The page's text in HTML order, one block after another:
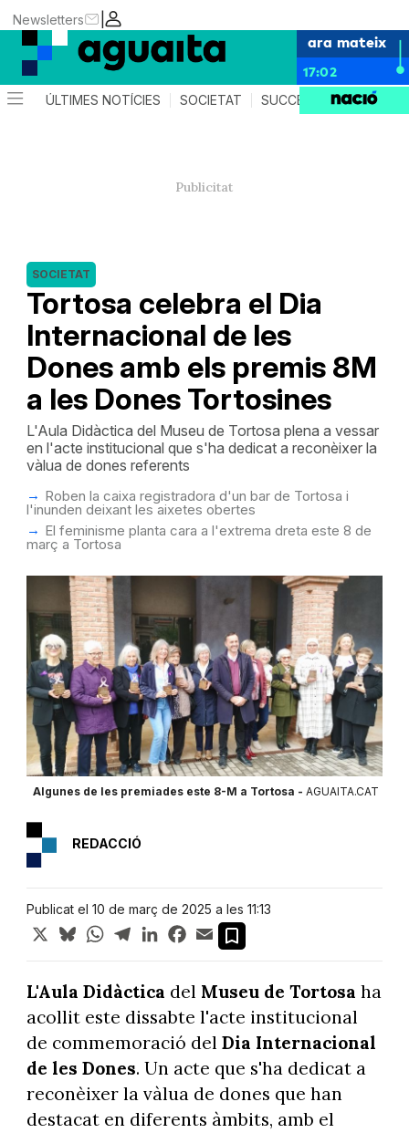
|
Newsletters
ara mateix
17:02
ÚLTIMES NOTÍCIES SOCIETAT SUCCESSOS AGENDA
Tortosa celebra el Dia
Internacional de les
Dones amb els premis 8M
a les Dones Tortosines
SOCIETAT
L'Aula Didàctica del Museu de Tortosa plena a vessar
en l'acte institucional que s'ha dedicat a reconèixer la
vàlua de dones referents
Roben la caixa registradora d'un bar de Tortosa i
l'inunden deixant les aixetes obertes
El feminisme planta cara a l'extrema dreta este 8 de
març a Tortosa
Algunes de les premiades este 8-M a Tortosa - AGUAITA.CAT
REDACCIÓ
Publicat el 10 de març de 2025 a les 11:13
X BlueskyWhatsApp
TelegramLinkedInFacebook
Email
L'Aula Didàctica del Museu de Tortosa ha
acollit este dissabte l'acte institucional
de commemoració del Dia Internacional
de les Dones. Un acte que s'ha dedicat a
reconèixer la vàlua de dones que han
destacat en diferents àmbits, amb el